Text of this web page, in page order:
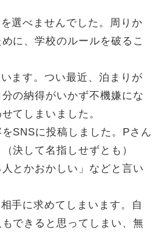
選べませんでした。周りか
に、学校のルールを破るこ
ます。つい最近、泊まりが
の納得がいかず不機嫌にな
てしまいました。
SNSに投稿しました。Pさん
決して名指しせずとも）
人とかおかしい」などと言い
手に求めてしまいます。自
できると思ってしまい、無